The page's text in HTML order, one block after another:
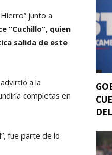
junto a
“Cuchillo”, quien
salida de este
a la
completas en
fue parte de lo